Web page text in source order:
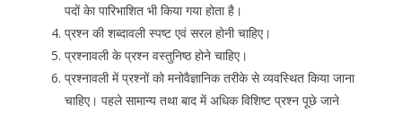
पदों केा पारिभाशित भी किया गया होता है।
प्रश्न की शब्दावली स्पष्ट एवं सरल होनी चाहिए।
प्रश्नावली के प्रश्न वस्तुनिष्ठ होने चाहिए।
प्रश्नावली में प्रश्नों को मनोवैज्ञानिक तरीके से व्यवस्थित किया जाना
चाहिए। पहले सामान्य तथा बाद में अधिक विशिष्ट प्रश्न पूछे जाने